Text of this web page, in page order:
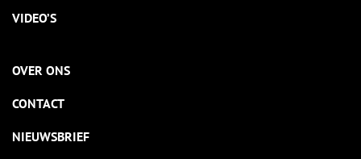
VIDEO’S
OVER ONS
CONTACT
NIEUWSBRIEF